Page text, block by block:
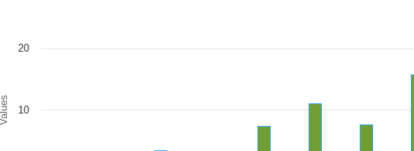
Values 10
20